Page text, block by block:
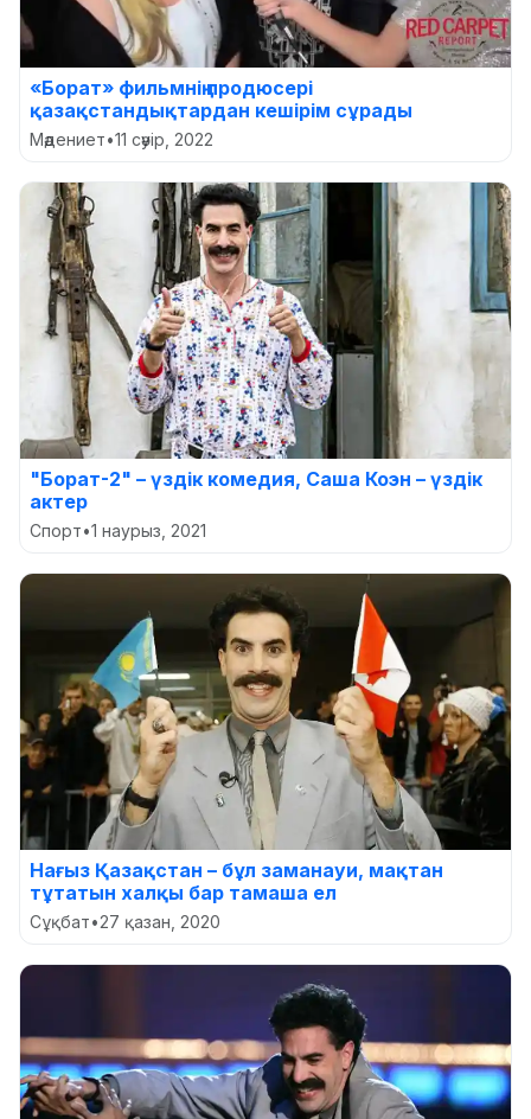
«Борат» фильмнің продюсері
қазақстандықтардан кешірім сұрады
Мәдениет•11 сәуір, 2022
"Борат-2" – үздік комедия, Саша Коэн – үздік
актер
Спорт•1 наурыз, 2021
Нағыз Қазақстан – бұл заманауи, мақтан
тұтатын халқы бар тамаша ел
Сұқбат•27 қазан, 2020